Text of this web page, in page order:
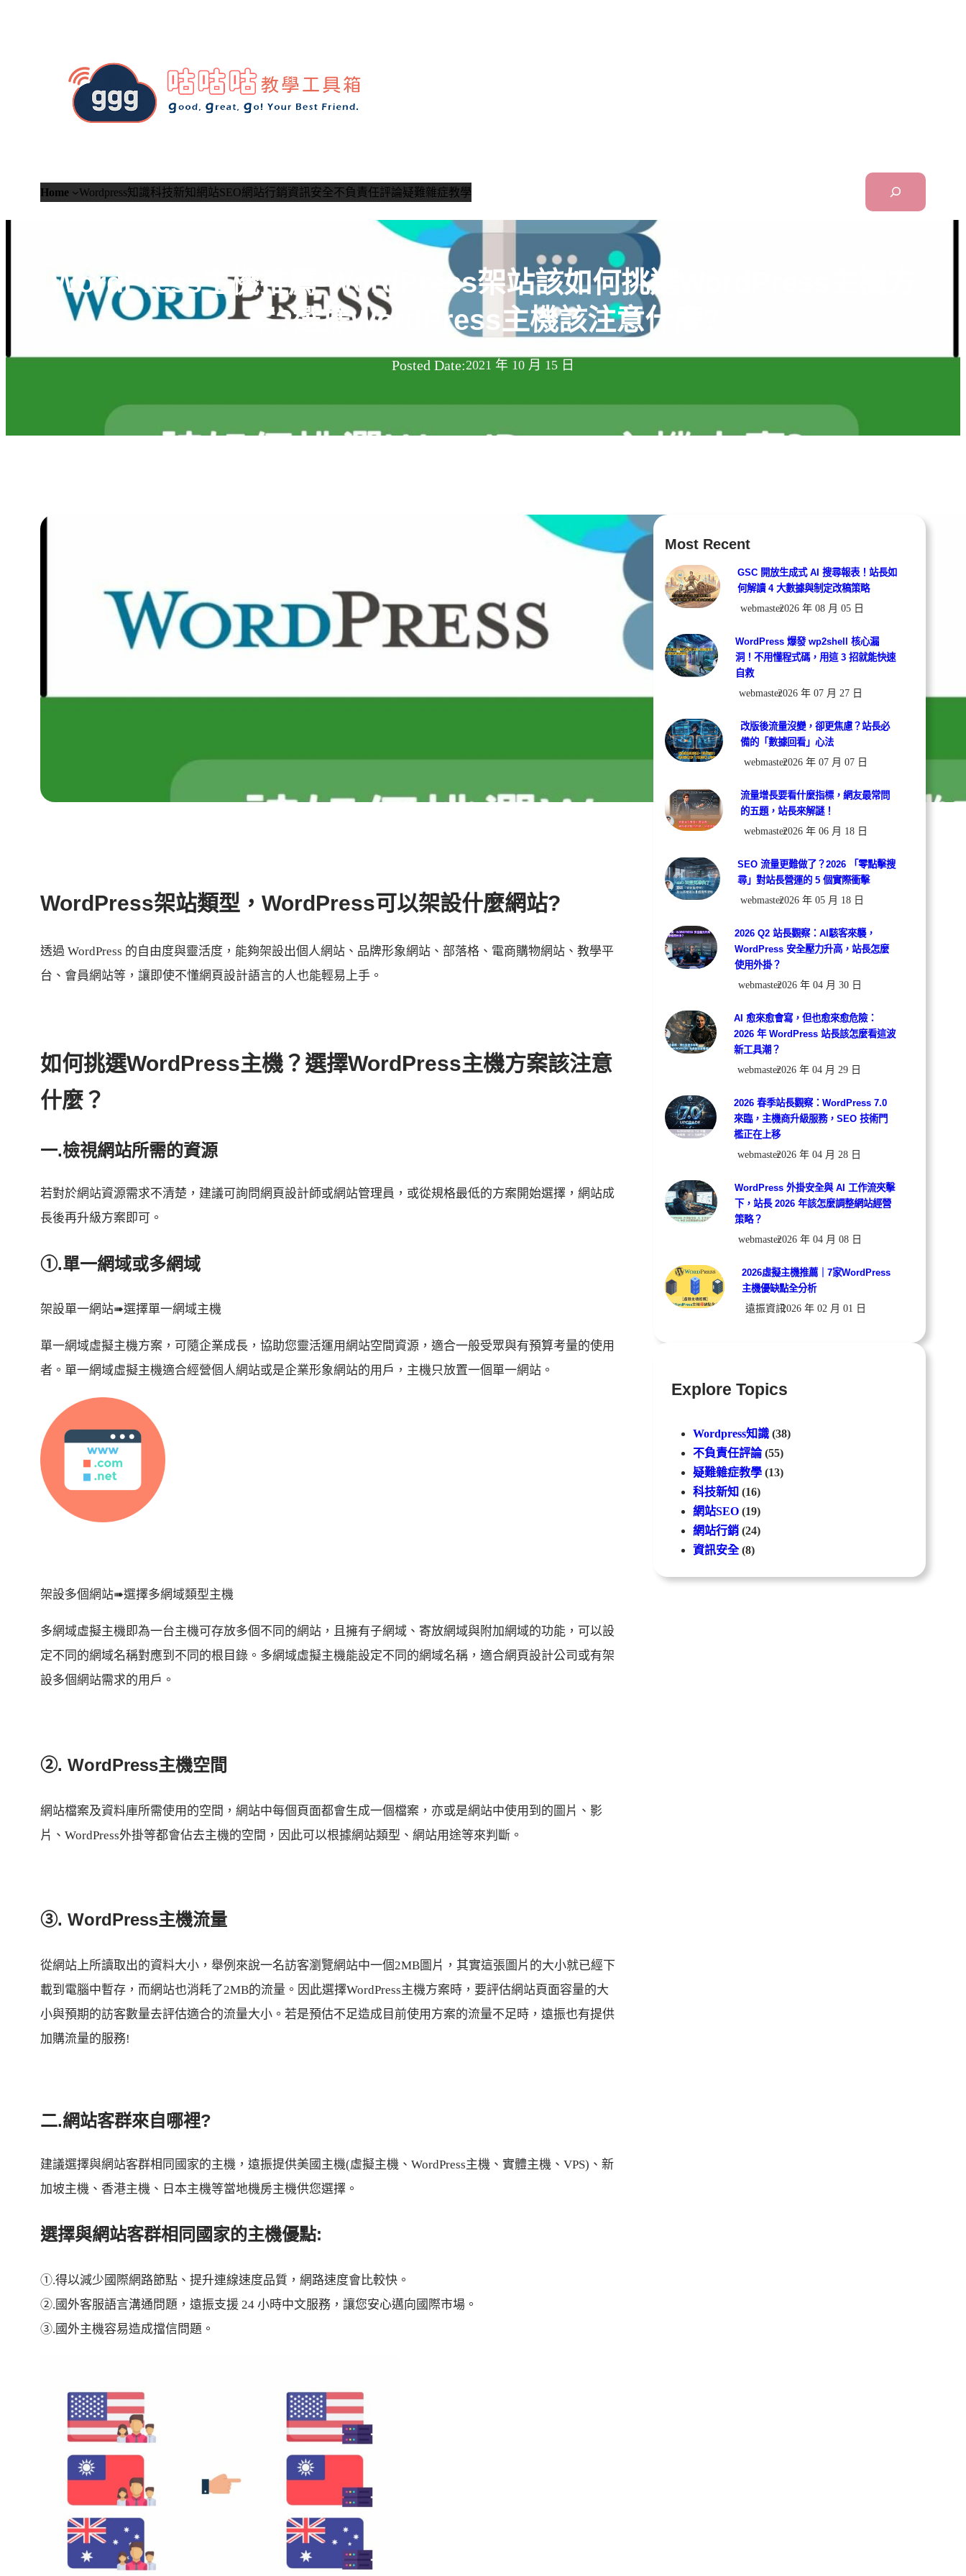
Home Wordpress知識科技新知 網站SEO網站行銷資訊安全不負責任評論疑難雜症教學
Search
WordPress主機推薦-WordPress架站該如何挑選WordPress主機方
案?選擇WordPress主機該注意什麼?
Posted Date:2021 年 10 月 15 日
WordPress架站類型，WordPress可以架設什麼網站?
透過 WordPress 的自由度與靈活度，能夠架設出個人網站、品牌形象網站、部落格、電商購物網站、教學平
台、會員網站等，讓即使不懂網頁設計語言的人也能輕易上手。
如何挑選WordPress主機？選擇WordPress主機方案該注意
什麼？
一.檢視網站所需的資源
若對於網站資源需求不清楚，建議可詢問網頁設計師或網站管理員，或從規格最低的方案開始選擇，網站成
長後再升級方案即可。
①.單一網域或多網域
架設單一網站➠選擇單一網域主機
單一網域虛擬主機方案，可隨企業成長，協助您靈活運用網站空間資源，適合一般受眾與有預算考量的使用
者。單一網域虛擬主機適合經營個人網站或是企業形象網站的用戶，主機只放置一個單一網站。
架設多個網站➠選擇多網域類型主機
多網域虛擬主機即為一台主機可存放多個不同的網站，且擁有子網域、寄放網域與附加網域的功能，可以設
定不同的網域名稱對應到不同的根目錄。多網域虛擬主機能設定不同的網域名稱，適合網頁設計公司或有架
設多個網站需求的用戶。
②. WordPress主機空間
網站檔案及資料庫所需使用的空間，網站中每個頁面都會生成一個檔案，亦或是網站中使用到的圖片、影
片、WordPress外掛等都會佔去主機的空間，因此可以根據網站類型、網站用途等來判斷。
③. WordPress主機流量
從網站上所讀取出的資料大小，舉例來說一名訪客瀏覽網站中一個2MB圖片，其實這張圖片的大小就已經下
載到電腦中暫存，而網站也消耗了2MB的流量。因此選擇WordPress主機方案時，要評估網站頁面容量的大
小與預期的訪客數量去評估適合的流量大小。若是預估不足造成目前使用方案的流量不足時，遠振也有提供
加購流量的服務!
二.網站客群來自哪裡?
建議選擇與網站客群相同國家的主機，遠振提供美國主機(虛擬主機、WordPress主機、實體主機、VPS)、新
加坡主機、香港主機、日本主機等當地機房主機供您選擇。
選擇與網站客群相同國家的主機優點:
①.得以減少國際網路節點、提升連線速度品質，網路速度會比較快。
②.國外客服語言溝通問題，遠振支援 24 小時中文服務，讓您安心邁向國際市場。
③.國外主機容易造成擋信問題。
Most Recent
GSC 開放生成式 AI 搜尋報表！站長如
何解讀 4 大數據與制定改稿策略
webmaster2026 年 08 月 05 日
WordPress 爆發 wp2shell 核心漏
洞！不用懂程式碼，用這 3 招就能快速
自救
webmaster2026 年 07 月 27 日
改版後流量沒變，卻更焦慮？站長必
備的「數據回看」心法
webmaster2026 年 07 月 07 日
流量增長要看什麼指標，網友最常問
的五題，站長來解謎！
webmaster2026 年 06 月 18 日
SEO 流量更難做了？2026 「零點擊搜
尋」對站長營運的 5 個實際衝擊
webmaster2026 年 05 月 18 日
2026 Q2 站長觀察：AI駭客來襲，
WordPress 安全壓力升高，站長怎麼
使用外掛？
webmaster2026 年 04 月 30 日
AI 愈來愈會寫，但也愈來愈危險：
2026 年 WordPress 站長該怎麼看這波
新工具潮？
webmaster2026 年 04 月 29 日
2026 春季站長觀察：WordPress 7.0
來臨，主機商升級服務，SEO 技術門
檻正在上移
webmaster2026 年 04 月 28 日
WordPress 外掛安全與 AI 工作流夾擊
下，站長 2026 年該怎麼調整網站經營
策略？
webmaster2026 年 04 月 08 日
2026虛擬主機推薦｜7家WordPress
主機優缺點全分析
遠振資訊2026 年 02 月 01 日
Explore Topics
Wordpress知識 (38)
不負責任評論(55)
疑難雜症教學 (13)
科技新知 (16)
網站SEO (19)
網站行銷 (24)
資訊安全(8)